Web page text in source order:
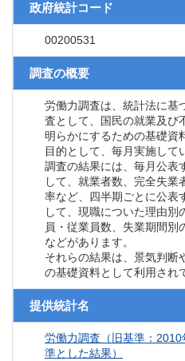
政府統計コード
00200531
調査の概要
労働力調査は、統計法に基
査として、国民の就業及び
明らかにするための基礎資
目的として、毎月実施して
調査の結果には、毎月公表
して、就業者数、完全失業
率など、四半期ごとに公表
して、現職についた理由別
員・従業員数、失業期間別
などがあります。
それらの結果は、景気判断
の基礎資料として利用され
提供統計名
労働力調査（旧基準：
準とした結果）